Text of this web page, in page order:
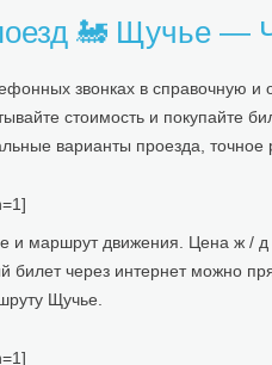
🚂 Щучье —
звонках в справочную
стоимость и покупайте
варианты проезда,
и маршрут движения. Цена ж /
билет через интернет можно
Щучье.